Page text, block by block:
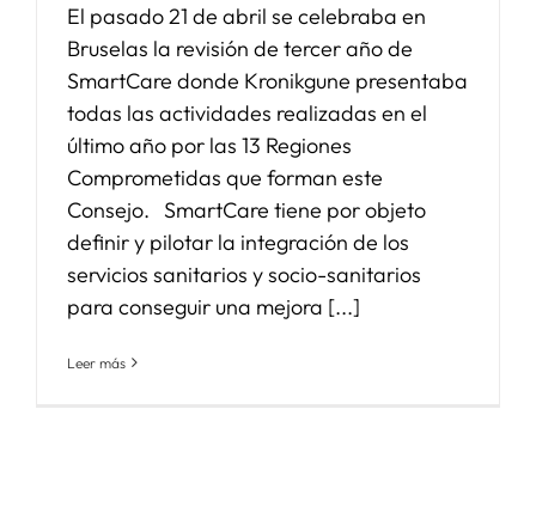
El pasado 21 de abril se celebraba en
Bruselas la revisión de tercer año de
SmartCare donde Kronikgune presentaba
todas las actividades realizadas en el
último año por las 13 Regiones
Comprometidas que forman este
Consejo. SmartCare tiene por objeto
definir y pilotar la integración de los
servicios sanitarios y socio-sanitarios
para conseguir una mejora [...]
Leer más